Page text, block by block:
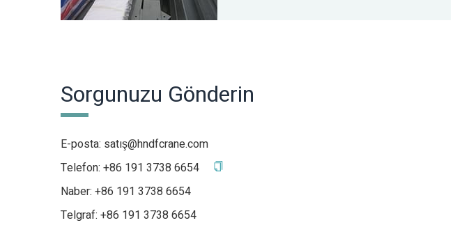
Sorgunuzu Gönderin
E-posta: satış@hndfcrane.com
Telefon: +86 191 3738 6654
Naber: +86 191 3738 6654
Telgraf: +86 191 3738 6654